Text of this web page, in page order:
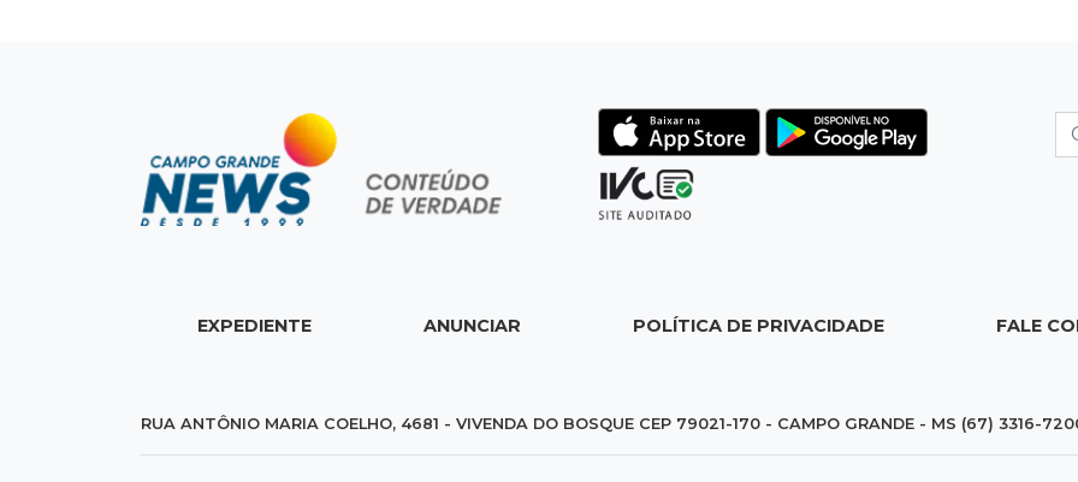
EXPEDIENTE ANUNCIAR POLÍTICA DE PRIVACIDADE FALE
RUA ANTÔNIO MARIA COELHO, 4681 - VIVENDA DO BOSQUE CEP 79021-170 - CAMPO GRANDE - MS (67) 3316-